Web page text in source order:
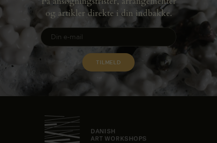
og artikler direkte i din indbakke.